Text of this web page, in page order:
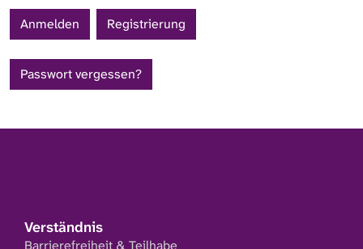
Registrierung
Passwort vergessen?
Verständnis
Barrierefreiheit & Teilhabe